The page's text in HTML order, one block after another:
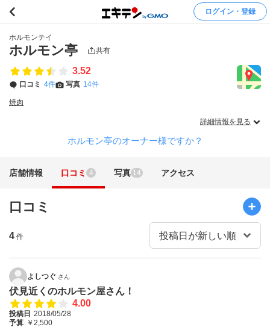
ログイン・登録
ホルモンテイ
ホルモン亭 共有
3.52
口コミ 4件 写真 14件
焼肉
詳細情報を見る
ホルモン亭のオーナー様ですか？
店舗情報 口コミ 4 写真 14 アクセス
口コミ
4 件
よしつぐ さん
伏見近くのホルモン屋さん！
4.00
投稿日 2018/05/28
予算 ￥2,500